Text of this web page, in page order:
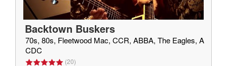
Backtown Buskers
70s, 80s, Fleetwood Mac, CCR, ABBA, The Eagles, A
CDC
(20)